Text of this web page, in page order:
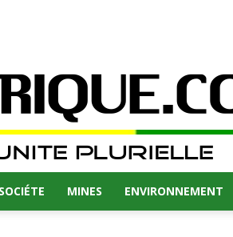
SOCIÉTE MINES ENVIRONNEMENT